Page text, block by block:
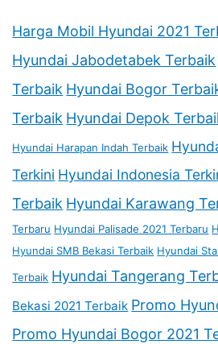
Harga Mobil Hyundai 2021
Hyundai Jabodetabek Terbaik
Terbaik Hyundai Bogor
Terbaik Hyundai Depok
Hyundai Harapan Indah Terbaik
Terkini Hyundai Indonesia
Terbaik Hyundai Karawang
Terbaru Hyundai Palisade 2021 Terbaru
Hyundai SMB Bekasi Terbaik Hyundai
Terbaik Hyundai Tangerang
Bekasi 2021 Terbaik Promo
Promo Hyundai Bogor 2021